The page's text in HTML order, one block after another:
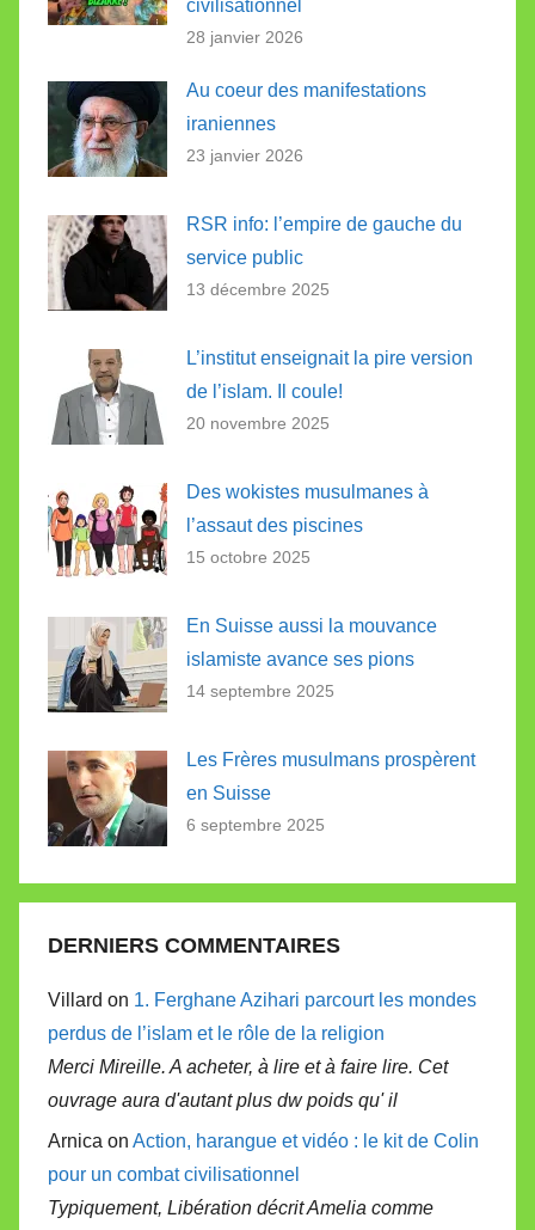
civilisationnel
28 janvier 2026
Au coeur des manifestations
iraniennes
23 janvier 2026
RSR info: l’empire de gauche du
service public
13 décembre 2025
L’institut enseignait la pire version
de l’islam. Il coule!
20 novembre 2025
Des wokistes musulmanes à
l’assaut des piscines
15 octobre 2025
En Suisse aussi la mouvance
islamiste avance ses pions
14 septembre 2025
Les Frères musulmans prospèrent
en Suisse
6 septembre 2025
DERNIERS COMMENTAIRES
Villard on 1. Ferghane Azihari parcourt les mondes
perdus de l’islam et le rôle de la religion
Merci Mireille. A acheter, à lire et à faire lire. Cet
ouvrage aura d'autant plus dw poids qu' il
Arnica on Action, harangue et vidéo : le kit de Colin
pour un combat civilisationnel
Typiquement, Libération décrit Amelia comme